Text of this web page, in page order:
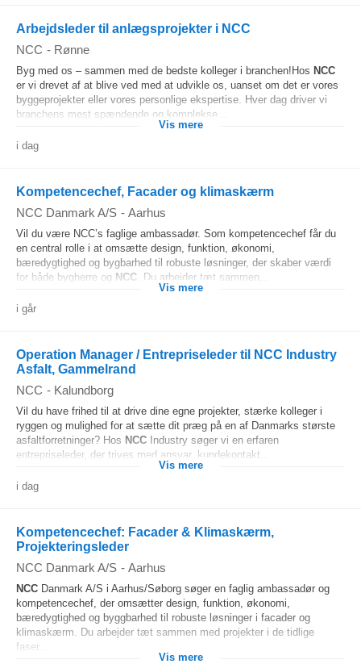
Arbejdsleder til anlægsprojekter i NCC
NCC - Rønne
Byg med os – sammen med de bedste kolleger i branchen!Hos NCC
er vi drevet af at blive ved med at udvikle os, uanset om det er vores
byggeprojekter eller vores personlige ekspertise. Hver dag driver vi
branchens mest spændende og komplekse...
Vis mere
i dag
Kompetencechef, Facader og klimaskærm
NCC Danmark A/S - Aarhus
Vil du være NCC’s faglige ambassadør. Som kompetencechef får du
en central rolle i at omsætte design, funktion, økonomi,
bæredygtighed og bygbarhed til robuste løsninger, der skaber værdi
for både bygherre og NCC . Du arbejder tæt sammen...
Vis mere
i går
Operation Manager / Entrepriseleder til NCC Industry
Asfalt, Gammelrand
NCC - Kalundborg
Vil du have frihed til at drive dine egne projekter, stærke kolleger i
ryggen og mulighed for at sætte dit præg på en af Danmarks største
asfaltforretninger? Hos NCC Industry søger vi en erfaren
entrepriseleder, der trives med ansvar, kundekontakt...
Vis mere
i dag
Kompetencechef: Facader & Klimaskærm,
Projekteringsleder
NCC Danmark A/S - Aarhus
NCC Danmark A/S i Aarhus/Søborg søger en faglig ambassadør og
kompetencechef, der omsætter design, funktion, økonomi,
bæredygtighed og byggbarhed til robuste løsninger i facader og
klimaskærm. Du arbejder tæt sammen med projekter i de tidlige
faser...
Vis mere